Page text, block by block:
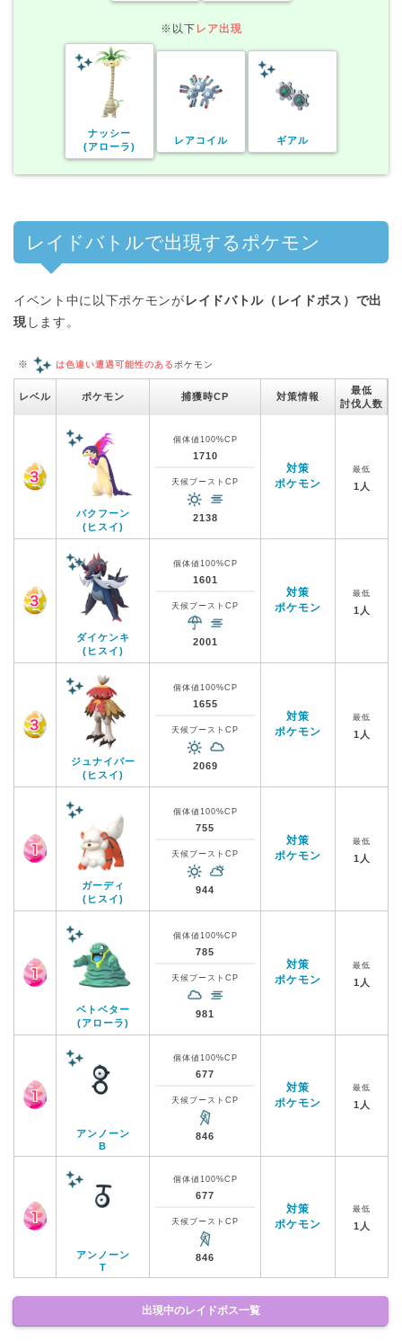
※以下 レア出現
ナッシー
(アローラ)
レアコイル ギアル
レイドバトルで出現するポケモン
イベント中に以下ポケモンが レイドバトル（レイドボス）で出
現します。
※ は色違い遭遇可能性のある ポケモン
レベル ポケモン 捕獲時CP 対策情報
最低
討伐人数
バクフーン
(ヒスイ)
個体値100%CP
1710
天候ブーストCP
2138
対策
ポケモン
最低
1人
ダイケンキ
(ヒスイ)
個体値100%CP
1601
天候ブーストCP
2001
対策
ポケモン
最低
1人
ジュナイパー
(ヒスイ)
個体値100%CP
1655
天候ブーストCP
2069
対策
ポケモン
最低
1人
ガーディ
(ヒスイ)
個体値100%CP
755
天候ブーストCP
944
対策
ポケモン
最低
1人
ベトベター
(アローラ)
個体値100%CP
785
天候ブーストCP
981
対策
ポケモン
最低
1人
アンノーン
B
個体値100%CP
677
天候ブーストCP
846
対策
ポケモン
最低
1人
アンノーン
T
個体値100%CP
677
天候ブーストCP
846
対策
ポケモン
最低
1人
出現中のレイドボス一覧